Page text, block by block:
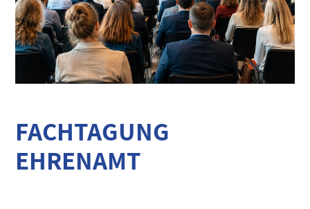
FACHTAGUNG
EHRENAMT